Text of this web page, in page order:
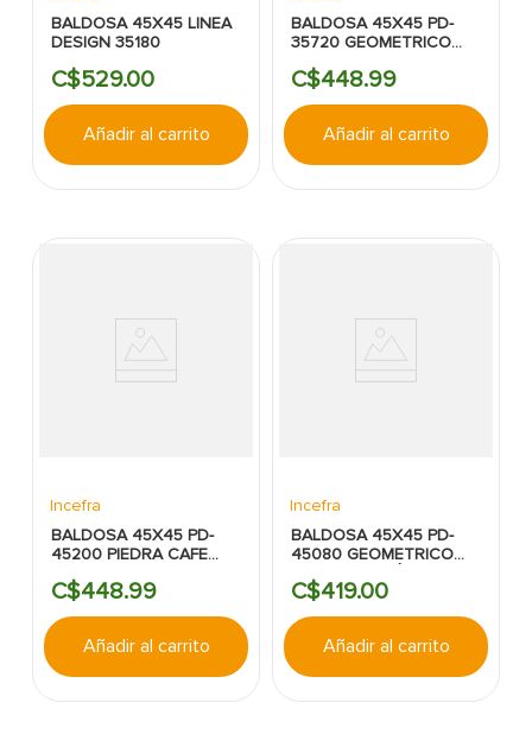
BALDOSA 45X45 LINEA
DESIGN 35180
C$529.00
Añadir al carrito
BALDOSA 45X45 PD-
35720 GEOMETRICO
C$448.99
Añadir al carrito
Incefra
BALDOSA 45X45 PD-
45200 PIEDRA CAFE
C$448.99
Añadir al carrito
Incefra
BALDOSA 45X45 PD-
45080 GEOMETRICO
C$419.00
Añadir al carrito